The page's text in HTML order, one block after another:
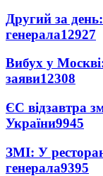
Другий за
генерала12927
Вибух у Москві:
заяви12308
ЄС відзавтра
України9945
ЗМІ: У
генерала9395